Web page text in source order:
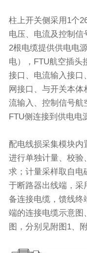
柱上开关侧采用1个
电压、电流及控制信
2根电缆提供供电电
电），FTU航空插头
接口、电流输入接口
网接口、与开关本
流输入、控制信号航
FTU侧连接到供电电
配电线损采集模块内
进行单独计量、校验
求；计量采样取自电
于断路器出线端，采
备连接电缆，馈线终
端的连接电缆示意图
图，分别见附图1、附